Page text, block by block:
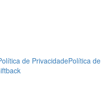
de PrivacidadePolítica de